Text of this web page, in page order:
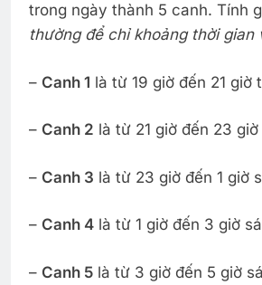
trong ngày thành 5 canh. Tính
thường để chỉ khoảng thời gian
– Canh 1 là từ 19 giờ đến 21 giờ
– Canh 2 là từ 21 giờ đến 23 giờ
– Canh 3 là từ 23 giờ đến 1 giờ
– Canh 4 là từ 1 giờ đến 3 giờ
– Canh 5 là từ 3 giờ đến 5 giờ